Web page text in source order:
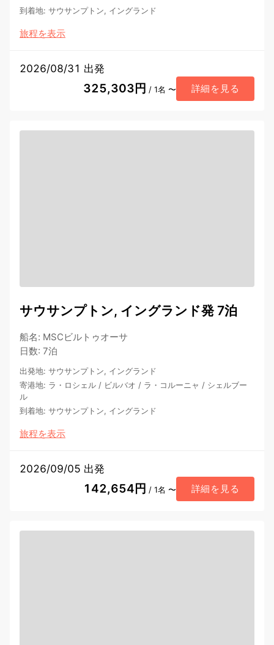
到着地: サウサンプトン, イングランド
旅程を表示
2026/08/31 出発
325,303円 / 1名 〜 詳細を見る
サウサンプトン, イングランド発 7泊
船名: MSCビルトゥオーサ
日数: 7泊
出発地: サウサンプトン, イングランド
寄港地: ラ・ロシェル / ビルバオ / ラ・コルーニャ / シェルブー
ル
到着地: サウサンプトン, イングランド
旅程を表示
2026/09/05 出発
142,654円 / 1名 〜 詳細を見る